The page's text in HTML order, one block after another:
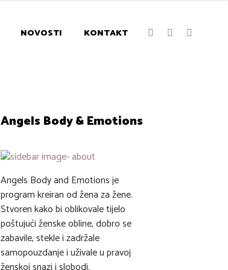
NOVOSTI KONTAKT
Angels Body & Emotions
Angels Body and Emotions je
program kreiran od žena za žene.
Stvoren kako bi oblikovale tijelo
poštujući ženske obline, dobro se
zabavile, stekle i zadržale
samopouzdanje i uživale u pravoj